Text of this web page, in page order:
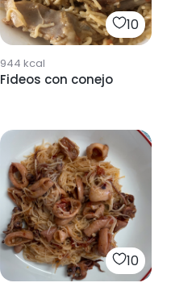
10
944 kcal
Fideos con conejo
10